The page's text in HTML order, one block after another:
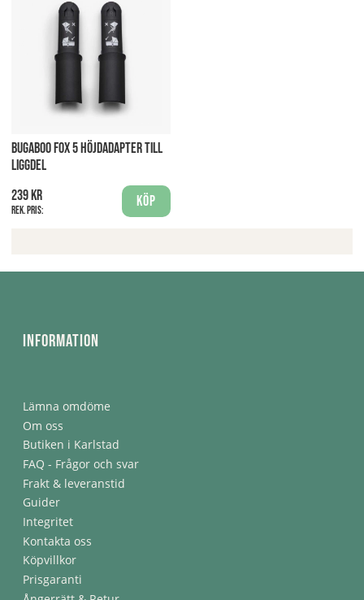
BUGABOO FOX 5 HÖJDADAPTER TILL
LIGGDEL
239 kr
Rek. pris:
Köp
Information
Lämna omdöme
Om oss
Butiken i Karlstad
FAQ - Frågor och svar
Frakt & leveranstid
Guider
Integritet
Kontakta oss
Köpvillkor
Prisgaranti